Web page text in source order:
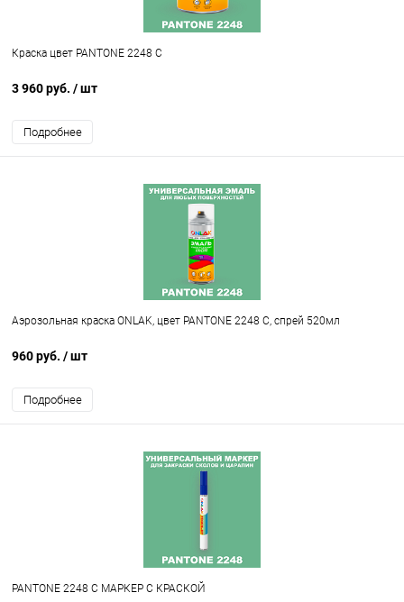
Краска цвет PANTONE 2248 C
3 960 руб. / шт
Подробнее
Аэрозольная краска ONLAK, цвет PANTONE 2248 C, спрей 520мл
960 руб. / шт
Подробнее
PANTONE 2248 C МАРКЕР С КРАСКОЙ